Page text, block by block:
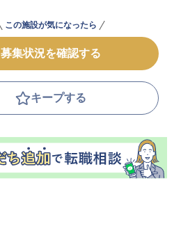
この施設が気になったら
募集状況を確認する
キープする